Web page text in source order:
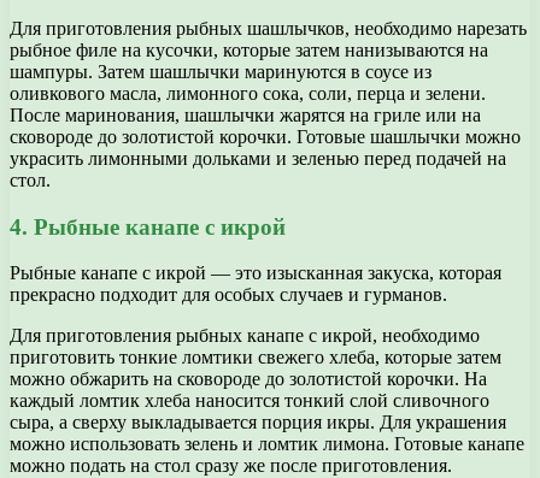
Для приготовления рыбных шашлычков, необходимо нарезать
рыбное филе на кусочки, которые затем нанизываются на
шампуры. Затем шашлычки маринуются в соусе из
оливкового масла, лимонного сока, соли, перца и зелени.
После маринования, шашлычки жарятся на гриле или на
сковороде до золотистой корочки. Готовые шашлычки можно
украсить лимонными дольками и зеленью перед подачей на
стол.
4. Рыбные канапе с икрой
Рыбные канапе с икрой — это изысканная закуска, которая
прекрасно подходит для особых случаев и гурманов.
Для приготовления рыбных канапе с икрой, необходимо
приготовить тонкие ломтики свежего хлеба, которые затем
можно обжарить на сковороде до золотистой корочки. На
каждый ломтик хлеба наносится тонкий слой сливочного
сыра, а сверху выкладывается порция икры. Для украшения
можно использовать зелень и ломтик лимона. Готовые канапе
можно подать на стол сразу же после приготовления.